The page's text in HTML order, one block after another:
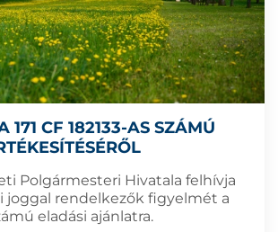
171 CF 182133-AS SZÁMÚ
Polgármesteri Hivatala felhívja
joggal rendelkezők figyelmét a
eladási ajánlatra.